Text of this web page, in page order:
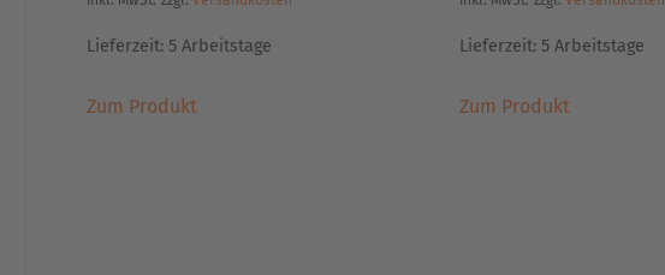
Lieferzeit: 5 Arbeitstage
Zum ProduktProdukt
Lieferzeit: 5 Arbeitstage
Zum ProduktProdukt